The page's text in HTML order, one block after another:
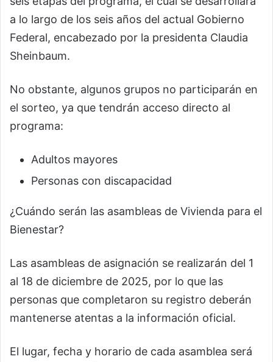
a lo largo de los seis años del actual Gobierno
Federal, encabezado por la presidenta Claudia
Sheinbaum.
No obstante, algunos grupos no participarán en
el sorteo, ya que tendrán acceso directo al
programa:
Adultos mayores
Personas con discapacidad
¿Cuándo serán las asambleas de Vivienda para el
Bienestar?
Las asambleas de asignación se realizarán del 1
al 18 de diciembre de 2025, por lo que las
personas que completaron su registro deberán
mantenerse atentas a la información oficial.
El lugar, fecha y horario de cada asamblea será